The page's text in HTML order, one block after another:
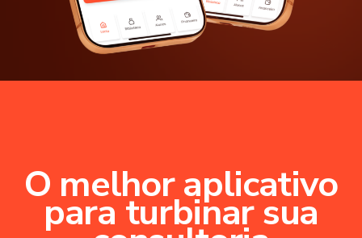
O melhor aplicativo
para turbinar sua